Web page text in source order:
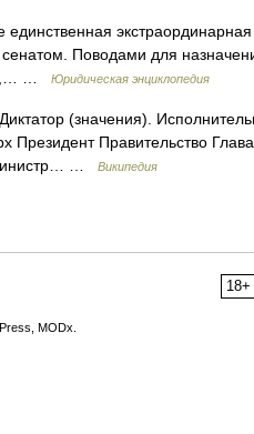
экстраординарная
Поводами для
…
Юридическая энциклопедия
(значения).
Президент Правительство Глава
министр… …
Википедия
18+
MODx.